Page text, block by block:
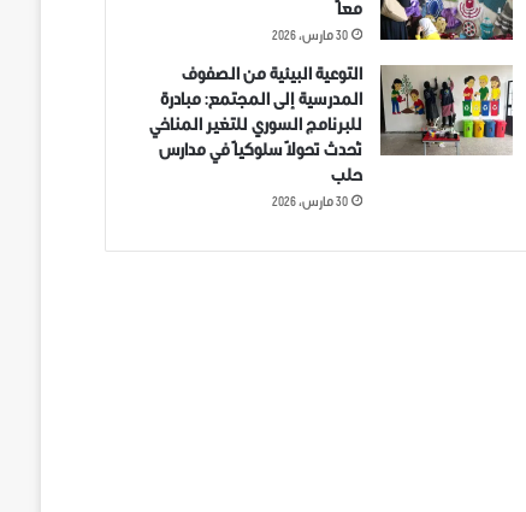
معاً
30 مارس، 2026
التوعية البيئية من الصفوف
المدرسية إلى المجتمع: مبادرة
للبرنامج السوري للتغير المناخي
تُحدث تحولاً سلوكياً في مدارس
حلب
30 مارس، 2026